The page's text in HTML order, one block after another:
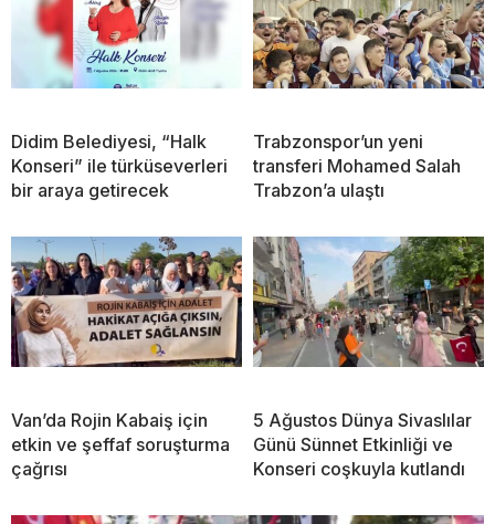
Didim Belediyesi, “Halk
Konseri” ile türküseverleri
bir araya getirecek
Trabzonspor’un yeni
transferi Mohamed Salah
Trabzon’a ulaştı
Van’da Rojin Kabaiş için
etkin ve şeffaf soruşturma
çağrısı
5 Ağustos Dünya Sivaslılar
Günü Sünnet Etkinliği ve
Konseri coşkuyla kutlandı